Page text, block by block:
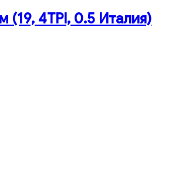
(19, 4TPI, 0.5 Италия)